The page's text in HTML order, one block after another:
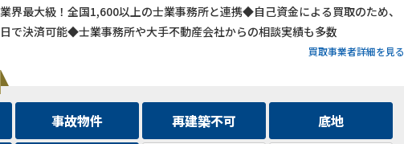
界最大級！全国1,600以上の士業事務所と連携◆自己資金による買取のため、
で決済可能◆士業事務所や大手不動産会社からの相談実績も多数
買取事業者詳細を見る
事故物件 再建築不可 底地